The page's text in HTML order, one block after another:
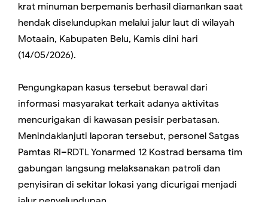
krat minuman berpemanis berhasil diamankan saat
hendak diselundupkan melalui jalur laut di wilayah
Motaain, Kabupaten Belu, Kamis dini hari
(14/05/2026).
Pengungkapan kasus tersebut berawal dari
informasi masyarakat terkait adanya aktivitas
mencurigakan di kawasan pesisir perbatasan.
Menindaklanjuti laporan tersebut, personel Satgas
Pamtas RI–RDTL Yonarmed 12 Kostrad bersama tim
gabungan langsung melaksanakan patroli dan
penyisiran di sekitar lokasi yang dicurigai menjadi